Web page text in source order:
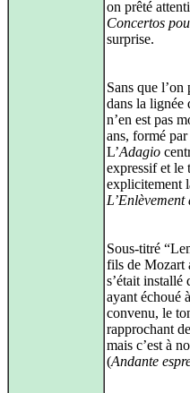
on prêté
Concertos
surprise.
Sans que
dans la lignée
n’en est pas
ans, formé
L’Adagio
expressif et le
explicitement
Sous-titré
fils de Mozart
s’était installé
ayant échoué
convenu, le
rapprochant
mais c’est à
(Andante